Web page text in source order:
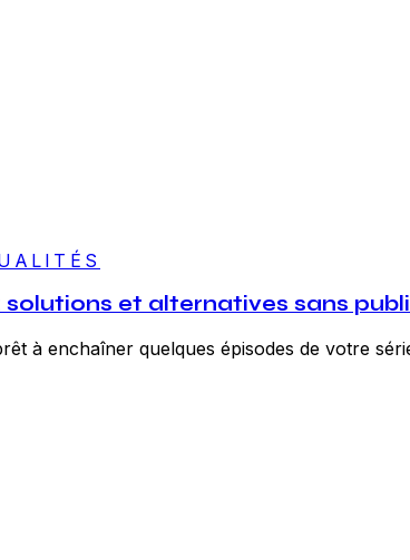
et alternatives sans
à enchaîner quelques épisodes de votre